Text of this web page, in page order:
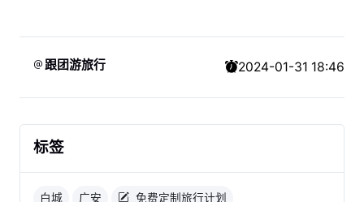
跟团游旅行 2024-01-31 18:46
标签
白城 广安 免费定制旅行计划